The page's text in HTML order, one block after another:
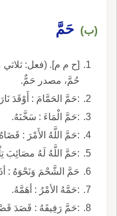
(ب) حَمَّ
[ح م م]. (فعل:
حُمَّ، مصدر حَمٌّ.
:حَمَّ الحَمَّامَ : أَوْقَدَ
:حَمَّ الْمَاءَ : سَخَّنَهُ.
:حَمَّ اللَّهُ الأَمْرَ :
:حَمَّ اللَّهُ لَهُ مصَائِبَ
حَمَّ الشَّحْمَ وَنَحْوَهُ :
:حَمَّهُ الأمْرُ : أهَمَّهُ.
:حَمَّ رَفِيقَهُ : قَصَدَ